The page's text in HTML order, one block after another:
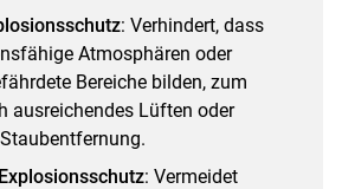
: Verhindert, dass
Atmosphären oder
Bereiche bilden, zum
ausreichendes Lüften oder
: Vermeidet